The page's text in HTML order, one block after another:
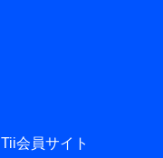
Tii会員サイト